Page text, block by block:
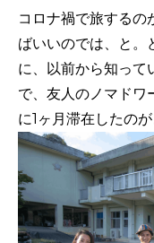
コロナ禍で旅するの
ばいいのでは、と。
に、以前から知って
で、友人のノマドワ
に1ヶ月滞在したの